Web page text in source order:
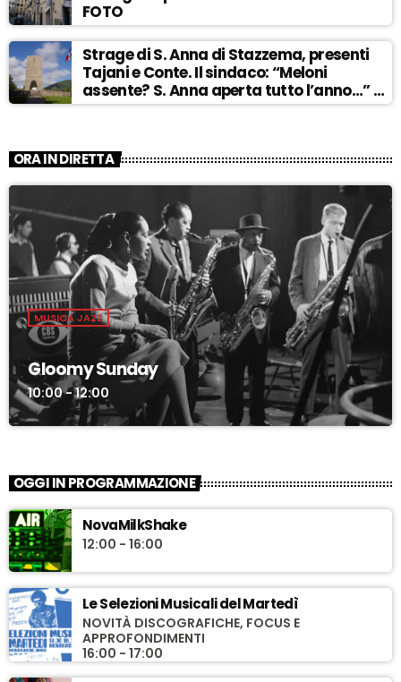
FOTO
Strage di S. Anna di Stazzema, presenti
Tajani e Conte. Il sindaco: “Meloni
assente? S. Anna aperta tutto l’anno…” –
ASCOLTA
ORA IN DIRETTA
MUSICA JAZZ
Gloomy Sunday
10:00 - 12:00
OGGI IN PROGRAMMAZIONE
NovaMilkShake
12:00 - 16:00
Le Selezioni Musicali del Martedì
NOVITÀ DISCOGRAFICHE, FOCUS E
APPROFONDIMENTI
16:00 - 17:00